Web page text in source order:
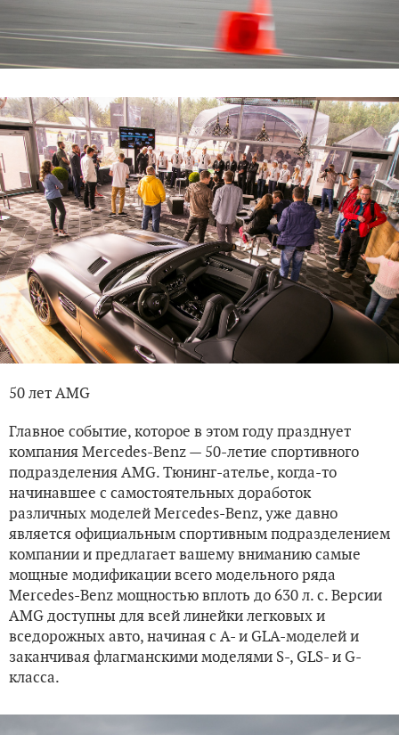
50 лет AMG
Главное событие, которое в этом году празднует
компания Mercedes-Benz — 50-летие спортивного
подразделения AMG. Тюнинг-ателье, когда-то
начинавшее с самостоятельных доработок
различных моделей Mercedes-Benz, уже давно
является официальным спортивным подразделением
компании и предлагает вашему вниманию самые
мощные модификации всего модельного ряда
Mercedes-Benz мощностью вплоть до 630 л. с. Версии
AMG доступны для всей линейки легковых и
вседорожных авто, начиная с А- и GLA-моделей и
заканчивая флагманскими моделями S-, GLS- и G-
класса.